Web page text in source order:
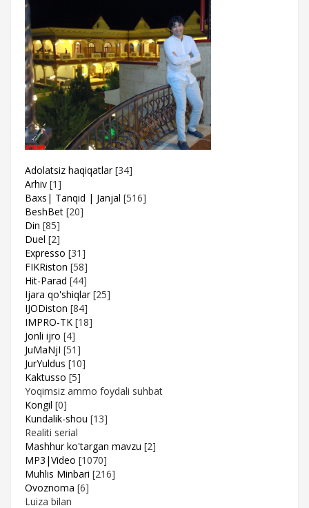
Adolatsiz haqiqatlar [34]
Arhiv [1]
Baxs| Tanqid | Janjal [516]
BeshBet [20]
Din [85]
Duel [2]
Expresso [31]
FIKRiston [58]
Hit-Parad [44]
Ijara qo'shiqlar [25]
IJODiston [84]
IMPRO-TK [18]
Jonli ijro [4]
JuMaNjI [51]
JurYuldus [10]
Kaktusso [5]
Yoqimsiz ammo foydali suhbat
Kongil [0]
Kundalik-shou [13]
Realiti serial
Mashhur ko'targan mavzu [2]
MP3|Video [1070]
Muhlis Minbari [216]
Ovoznoma [6]
Luiza bilan